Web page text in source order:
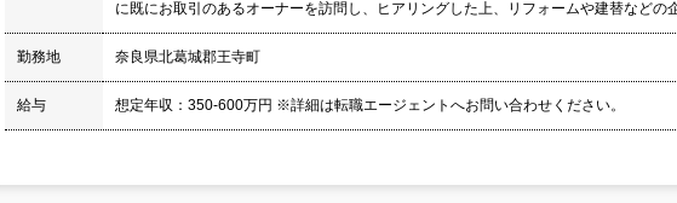
に既にお取引のあるオーナーを訪問し、ヒアリングした上、リフォームや建替などの
勤務地 奈良県北葛城郡王寺町
給与 想定年収：350-600万円 ※詳細は転職エージェントへお問い合わせください。